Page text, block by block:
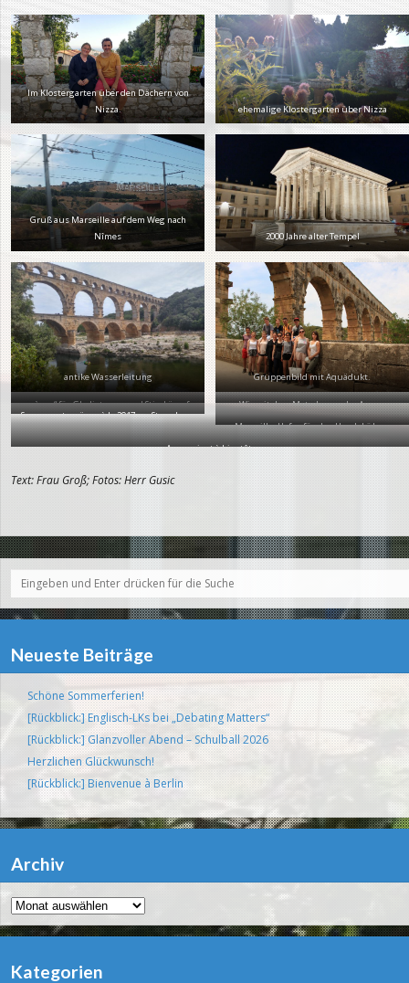
Im Klostergarten über den Dächern von
Nizza.
ehemalige Klostergarten über Nizza
Gruß aus Marseille auf dem Weg nach
Nîmes
2000 Jahre alter Tempel
antike Wasserleitung Gruppenbild mit Aquädukt.
„arènes“ für Gladiatoren- und Stierkämpfe
Wir mit dem Matador vor der Arena.
Sonnenuntergänge à la 2017 am Strand von
Marseille.
Marseille: Hafen für den Handel übers
Mittelmeer
Au revoir et à bientôt.
Text: Frau Groß; Fotos: Herr Gusic
Neueste Beiträge
Schöne Sommerferien!
[Rückblick:] Englisch-LKs bei „Debating Matters“
[Rückblick:] Glanzvoller Abend – Schulball 2026
Herzlichen Glückwunsch!
[Rückblick:] Bienvenue à Berlin
Archiv
Archiv
Kategorien